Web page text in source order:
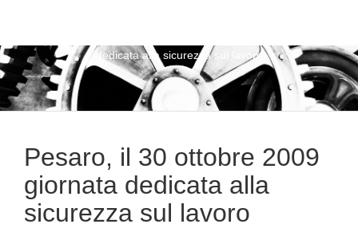
dedicata alla sicurezza sul lavoro
Pesaro, il 30 ottobre 2009
giornata dedicata alla
sicurezza sul lavoro